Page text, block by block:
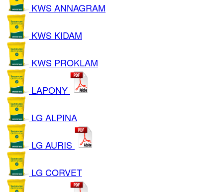
KWS ANNAGRAM
KWS KIDAM
KWS PROKLAM
LAPONY
LG ALPINA
LG AURIS
LG CORVET